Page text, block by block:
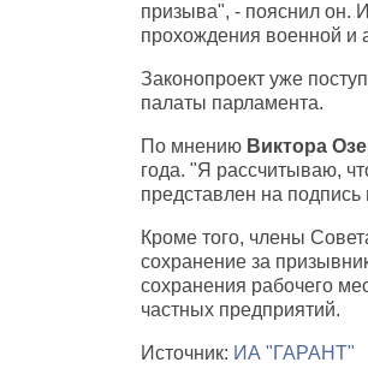
призыва", - пояснил он.
прохождения военной и
Законопроект уже
палаты парламента.
По мнению Виктора
года. "Я рассчитываю,
представлен на подпись
Кроме того, члены
сохранение за
сохранения рабочего
частных предприятий.
Источник: ИА "ГАРАНТ"